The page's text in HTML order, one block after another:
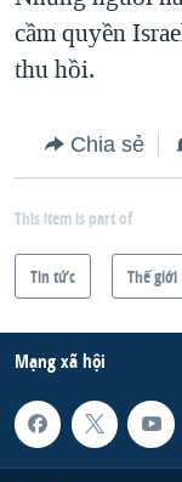
cầm quyền
thu hồi.
Chia sẻ
This item is part of
Tin tức Thế giới
Mạng xã hội